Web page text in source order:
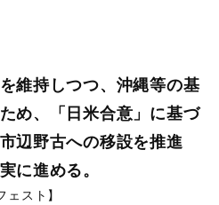
維持しつつ、沖縄等の基
め、「日米合意」に基づ
辺野古への移設を推進
に進める。
ェスト】